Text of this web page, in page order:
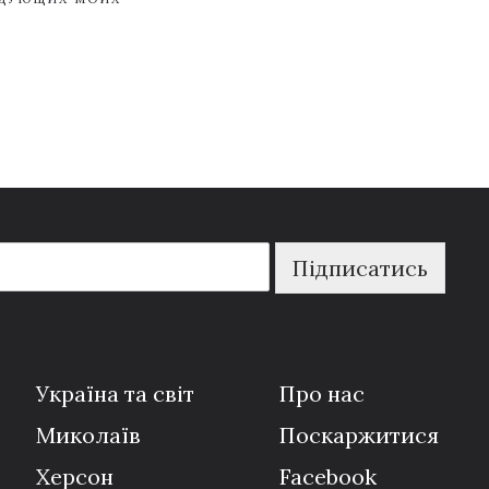
Підписатись
Україна та світ
Миколаїв
Херсон
Про нас
Поскаржитися
Facebook